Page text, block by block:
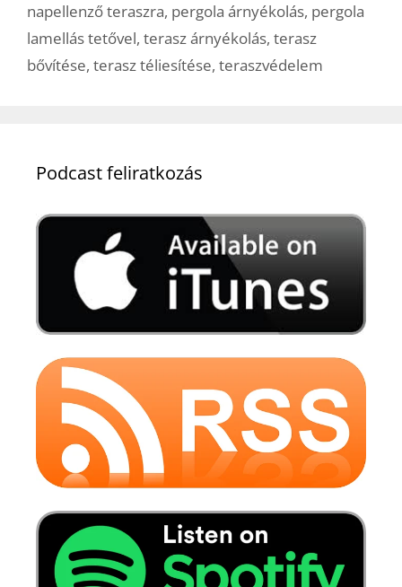
napellenző teraszra, pergola árnyékolás, pergola
lamellás tetővel, terasz árnyékolás, terasz
bővítése, terasz téliesítése, teraszvédelem
Podcast feliratkozás